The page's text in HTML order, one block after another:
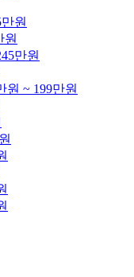
원
원
만원
원 ~ 199만원